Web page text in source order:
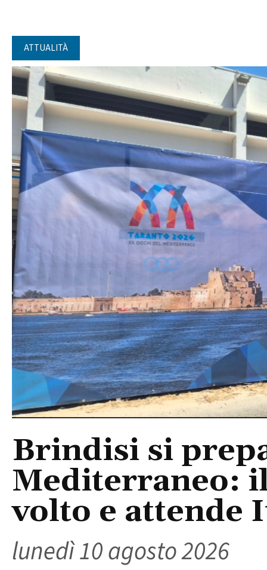
ATTUALITÀ
Brindisi si
Mediterraneo:
volto e attende
lunedì 10 agosto 2026